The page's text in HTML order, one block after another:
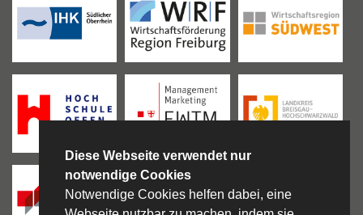
Diese Webseite verwendet nur
notwendige Cookies
Notwendige Cookies helfen dabei, eine